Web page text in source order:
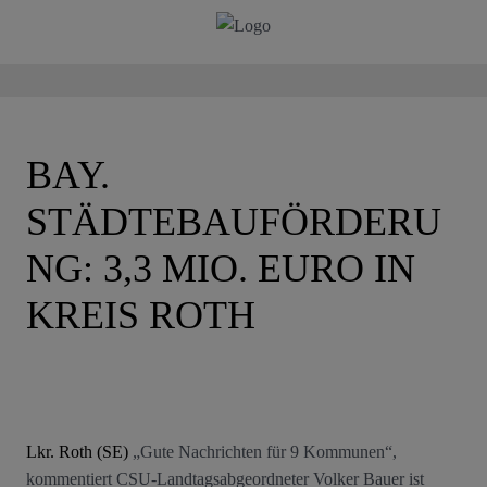
BAY.
STÄDTEBAUFÖRDERU
NG: 3,3 MIO. EURO IN
KREIS ROTH
Lkr. Roth (SE) „Gute Nachrichten für 9 Kommunen“,
kommentiert CSU-Landtagsabgeordneter Volker Bauer ist